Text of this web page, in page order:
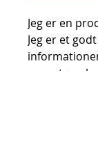
Jeg er en
Jeg er et
som